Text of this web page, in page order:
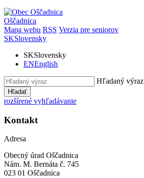
Oščadnica
Mapa webu RSS Verzia pre seniorov
SKSlovensky
SKSlovensky
ENEnglish
Hľadaný výraz
Hľadať
rozšírené vyhľadávanie
Kontakt
Adresa
Obecný úrad Oščadnica
Nám. M. Bernáta č. 745
023 01 Oščadnica